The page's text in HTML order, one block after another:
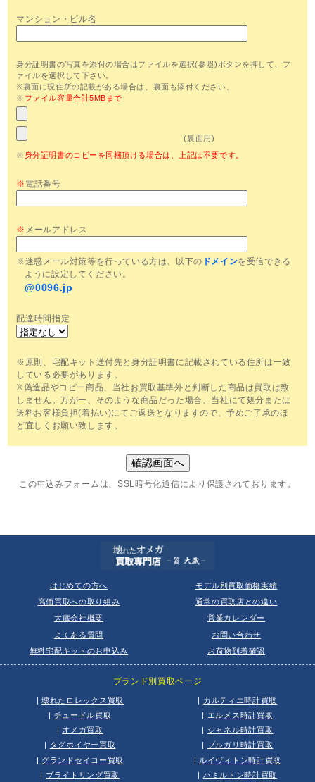
マンション・ビル名
身分証明書の写真を添付の場合はファイルを選択(参照)ボタンを押して、フ
ァイルを選択して下さい。
※裏面に現住所の記載がある場合は、裏面も添付ください。
※ ファイル容量合計5MBまで
(裏面用)
※身分証明書のコピーを同梱頂ける場合は、上記は不要です。
※ 電話番号
※ メールアドレス
※迷惑メール対策等を行っている方は、以下の ドメインを受信できる
ように設定してください。
@0096.jp
配達時間指定
※原則、宅配キット送付先と身分証明書に記載されている住所は一致
している必要があります。
※偽造品やコピー商品、当社お買取基準外と判断した商品は買取は致
しません。万が一、そのような商品だった場合、当社にて処分または
送料お客様負担(着払い)にてご返送となりますので、予めご了承のほ
ど宜しくお願い致します。
この申込みフォームは、SSL暗号化通信により保護されております。
はじめての方へ
モデル別買取価格実績
高価買取への取り組み
通常の買取店との違い
大蔵会社概要
営業カレンダー
よくある質問
お問い合わせ
無料宅配キットのお申込み
お荷物到着確認
ブランド別買取ページ
|壊れたロレックス買取
| チュードル買取
オメガ買取
タグホイヤー買取
| グランドセイコー買取
| ブライトリング買取
| カルティエ時計買取
| エルメス時計買取
シャネル時計買取
ブルガリ時計買取
| ルイヴィトン時計買取
| ハミルトン時計買取